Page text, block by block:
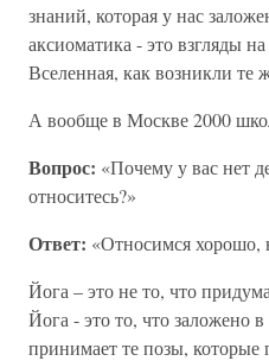
знаний, которая у нас
аксиоматика - это взгляды
Вселенная, как возникли те
А вообще в Москве 2000
Вопрос: «Почему у вас нет
относитесь?»
Ответ: «Относимся хорошо,
Йога – это не то, что
Йога - это то, что заложено
принимает те позы,